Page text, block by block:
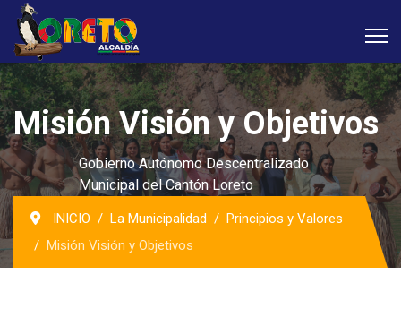
Misión Visión y Objetivos
Gobierno Autónomo Descentralizado
Municipal del Cantón Loreto
INICIO La Municipalidad
Principios y Valores
Misión Visión y Objetivos